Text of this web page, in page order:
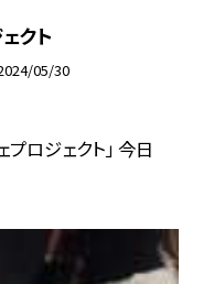
クト
05/30
ロジェクト」 今日